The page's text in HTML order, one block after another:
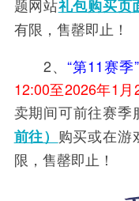
题网站礼包购买页
有限，售罄即止！
2、 “第11赛季
12:00至2026年1月
卖期间可前往赛季
前往） 购买或在游
限，售罄即止！